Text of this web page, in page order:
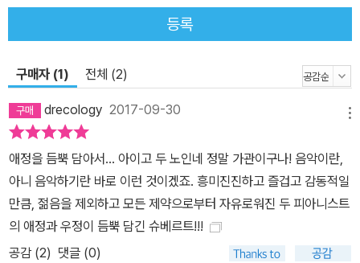
등록
구매자 (1) 전체 (2)
drecology 2017-09-30
애정을 듬뿍 담아서... 아이고 두 노인네 정말 가관이구나! 음악이란,
아니 음악하기란 바로 이런 것이겠죠. 흥미진진하고 즐겁고 감동적일
만큼, 젊음을 제외하고 모든 제약으로부터 자유로워진 두 피아니스트
의 애정과 우정이 듬뿍 담긴 슈베르트!!!
공감 (2) 댓글 (0)